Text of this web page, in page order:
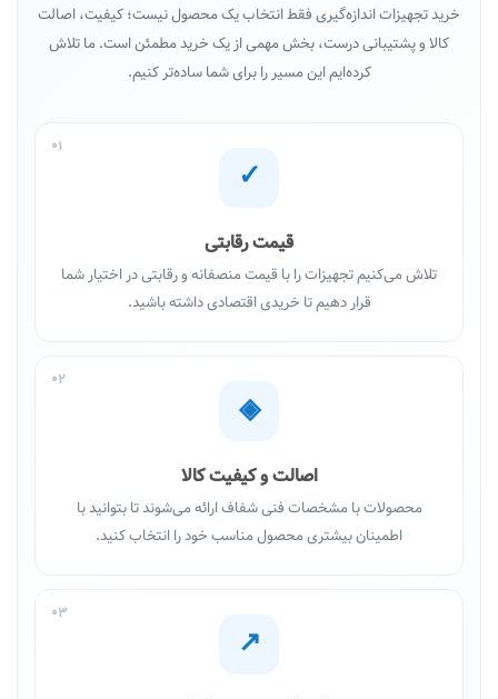
خرید تجهیزات اندازه‌گیری فقط انتخاب یک محصول نیست؛ کیفیت، اصالت
کالا و پشتیبانی درست، بخش مهمی از یک خرید مطمئن است. ما تلاش
کرده‌ایم این مسیر را برای شما ساده‌تر کنیم.
01
✓
قیمت رقابتی
تلاش می‌کنیم تجهیزات را با قیمت منصفانه و رقابتی در اختیار شما
قرار دهیم تا خریدی اقتصادی داشته باشید.
02
◈
اصالت و کیفیت کالا
محصولات با مشخصات فنی شفاف ارائه می‌شوند تا بتوانید با
اطمینان بیشتری محصول مناسب خود را انتخاب کنید.
03
↗